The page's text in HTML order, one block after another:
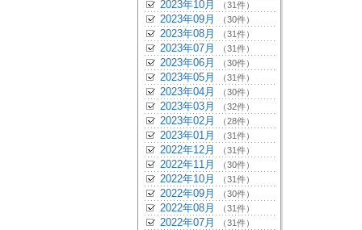
2023年10月 （31件）
2023年09月 （30件）
2023年08月 （31件）
2023年07月 （31件）
2023年06月 （30件）
2023年05月 （31件）
2023年04月 （30件）
2023年03月 （32件）
2023年02月 （28件）
2023年01月 （31件）
2022年12月 （31件）
2022年11月 （30件）
2022年10月 （31件）
2022年09月 （30件）
2022年08月 （31件）
2022年07月 （31件）